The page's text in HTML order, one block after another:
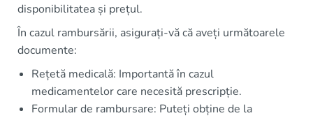
disponibilitatea și prețul.
În cazul rambursării, asigurați-vă că aveți următoarele
documente:
Rețetă medicală: Importantă în cazul
medicamentelor care necesită prescripție.
Formular de rambursare: Puteți obține de la